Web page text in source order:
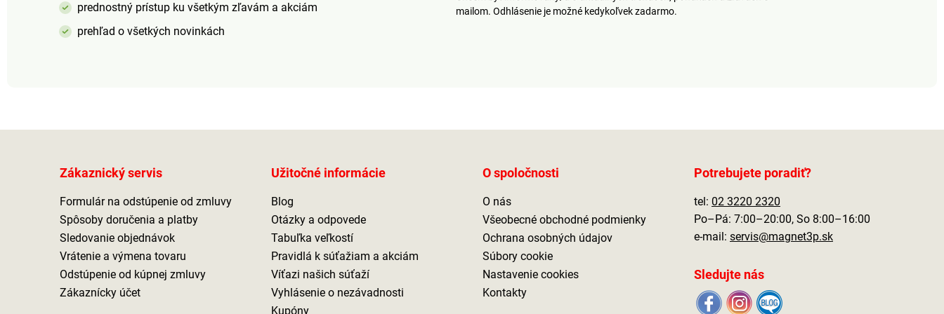
prednostný prístup ku všetkým zľavám a akciám
prehľad o všetkých novinkách
mailom. Odhlásenie je možné kedykoľvek zadarmo.
Zákaznický servis
Formulár na odstúpenie od zmluvy
Spôsoby doručenia a platby
Sledovanie objednávok
Vrátenie a výmena tovaru
Odstúpenie od kúpnej zmluvy
Zákaznícky účet
Užitočné informácie
Blog
Otázky a odpovede
Tabuľka veľkostí
Pravidlá k súťažiam a akciám
Víťazi našich súťaží
Vyhlásenie o nezávadnosti
Kupóny
O spoločnosti
O nás
Všeobecné obchodné podmienky
Ochrana osobných údajov
Súbory cookie
Nastavenie cookies
Kontakty
Potrebujete poradiť?
tel: 02 3220 2320
Po–Pá: 7:00–20:00, So 8:00–16:00
e-mail: servis@magnet3p.sk
Sledujte nás